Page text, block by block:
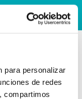
para personalizar
de redes
compartimos